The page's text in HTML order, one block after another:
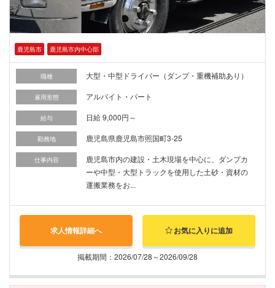
鹿児島市 鹿児島市内中心部
職種 大型・中型ドライバー（ダンプ・重機補助あり）
雇用形態 アルバイト・パート
給与 日給 9,000円～
勤務地 鹿児島県鹿児島市照国町3-25
仕事内容
鹿児島市内の建設・土木現場を中心に、ダンプカ
ーや中型・大型トラックを使用した土砂・資材の
運搬業務をお...
求人情報詳細へ お気に入りに追加
掲載期間：2026/07/28～2026/09/28